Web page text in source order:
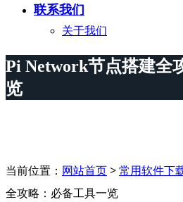
联系我们
关于我们
Pi Network节点搭建全
览
当前位置： 网站首页 >常用软件下
全攻略：必备工具一览